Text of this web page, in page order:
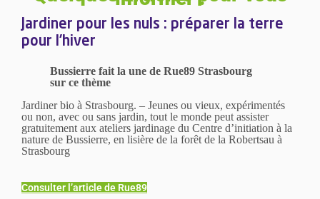
Jardiner pour les nuls : préparer la terre
pour l’hiver
Bussierre fait la une de Rue89 Strasbourg
sur ce thème
Jardiner bio à Strasbourg. – Jeunes ou vieux, expérimentés
ou non, avec ou sans jardin, tout le monde peut assister
gratuitement aux ateliers jardinage du Centre d’initiation à la
nature de Bussierre, en lisière de la forêt de la Robertsau à
Strasbourg
Consulter l’article de Rue89